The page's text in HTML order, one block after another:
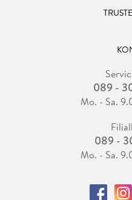
089 -
Mo. - Sa.
089 -
Mo. - Sa.